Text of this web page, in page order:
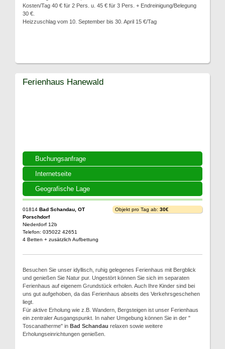
Kosten/Tag 40 € für 2 Pers. u. 45 € für 3 Pers. + Endreinigung/Belegung
30 €.
Heizzuschlag vom 10. September bis 30. April 15 €/Tag
Buchungsanfrage
Internetseite
Geografische Lage
Ferienhaus Hanewald
01814 Bad Schandau, OT
Porschdorf
Niederdorf 12b
Telefon: 035022 42651
4 Betten + zusätzlich Aufbettung
Objekt pro Tag ab: 30€
Besuchen Sie unser idyllisch, ruhig gelegenes Ferienhaus mit Bergblick
und genießen Sie Natur pur. Ungestört können Sie sich im separaten
Ferienhaus auf eigenem Grundstück erholen. Auch Ihre Kinder sind bei
uns gut aufgehoben, da das Ferienhaus abseits des Verkehrsgeschehen
liegt.
Für aktive Erholung wie z.B. Wandern, Bergsteigen ist unser Ferienhaus
ein zentraler Ausgangspunkt. In naher Umgebung können Sie in der "
Toscanatherme" in Bad Schandau relaxen sowie weitere
Erholungseinrichtungen genießen.